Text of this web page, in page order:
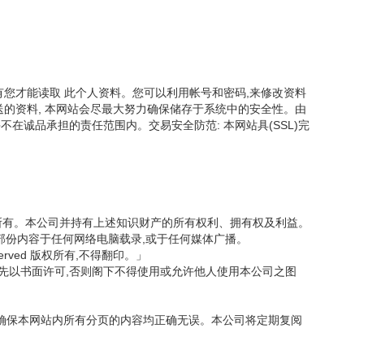
才能读取 此个人资料。您可以利用帐号和密码,来修改资料
资料, 本网站会尽最大努力确保储存于系统中的安全性。由
在诚品承担的责任范围内。交易安全防范: 本网站具(SSL)完
本公司并持有上述知识财产的所有权利、拥有权及利益。
内容于任何网络电脑载录,或于任何媒体广播。
版权所有,不得翻印。」
书面许可,否则阁下不得使用或允许他人使用本公司之图
本网站内所有分页的内容均正确无误。本公司将定期复阅